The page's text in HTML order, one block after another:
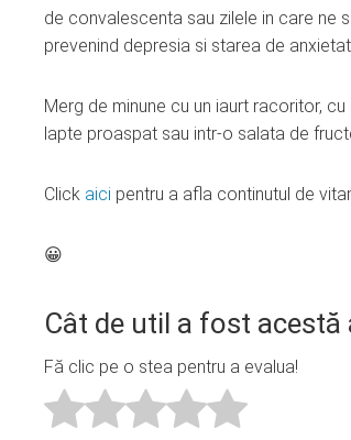
de convalescenta sau zilele in care ne
prevenind depresia si starea de
Merg de minune cu un iaurt racoritor,
lapte proaspat sau intr-o salata de
Click aici pentru a afla continutul de
😀
Cât de util a fost acestă
Fă clic pe o stea pentru a evalua!